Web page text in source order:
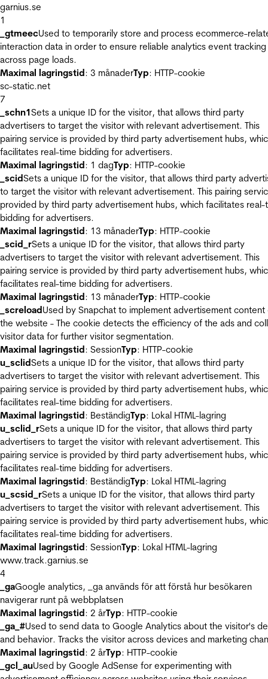
garnius.se
1
_gtmeecUsed to temporarily store and process ecommerce-
interaction data in order to ensure reliable analytics event tracking
across page loads.
Maximal lagringstid: 3 månaderTyp: HTTP-cookie
sc-static.net
7
_schn1Sets a unique ID for the visitor, that allows third party
advertisers to target the visitor with relevant advertisement. This
pairing service is provided by third party advertisement hubs,
facilitates real-time bidding for advertisers.
Maximal lagringstid: 1 dagTyp: HTTP-cookie
_scidSets a unique ID for the visitor, that allows third party
to target the visitor with relevant advertisement. This pairing
provided by third party advertisement hubs, which facilitates real-
bidding for advertisers.
Maximal lagringstid: 13 månaderTyp: HTTP-cookie
_scid_rSets a unique ID for the visitor, that allows third party
advertisers to target the visitor with relevant advertisement. This
pairing service is provided by third party advertisement hubs,
facilitates real-time bidding for advertisers.
Maximal lagringstid: 13 månaderTyp: HTTP-cookie
_screloadUsed by Snapchat to implement advertisement content
the website - The cookie detects the efficiency of the ads and
visitor data for further visitor segmentation.
Maximal lagringstid: SessionTyp: HTTP-cookie
u_sclidSets a unique ID for the visitor, that allows third party
advertisers to target the visitor with relevant advertisement. This
pairing service is provided by third party advertisement hubs,
facilitates real-time bidding for advertisers.
Maximal lagringstid: BeständigTyp: Lokal HTML-lagring
u_sclid_rSets a unique ID for the visitor, that allows third party
advertisers to target the visitor with relevant advertisement. This
pairing service is provided by third party advertisement hubs,
facilitates real-time bidding for advertisers.
Maximal lagringstid: BeständigTyp: Lokal HTML-lagring
u_scsid_rSets a unique ID for the visitor, that allows third party
advertisers to target the visitor with relevant advertisement. This
pairing service is provided by third party advertisement hubs,
facilitates real-time bidding for advertisers.
Maximal lagringstid: SessionTyp: Lokal HTML-lagring
www.track.garnius.se
4
_gaGoogle analytics, _ga används för att förstå hur besökaren
navigerar runt på webbplatsen
Maximal lagringstid: 2 årTyp: HTTP-cookie
_ga_#Used to send data to Google Analytics about the visitor's
and behavior. Tracks the visitor across devices and marketing
Maximal lagringstid: 2 årTyp: HTTP-cookie
_gcl_auUsed by Google AdSense for experimenting with